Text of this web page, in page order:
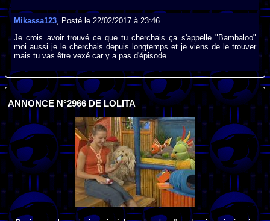
Mikassa123 , Posté le 22/02/2017 à 23:46.
Je crois avoir trouvé ce que tu cherchais ça s'appelle "Bambaloo"
moi aussi je le cherchais depuis longtemps et je viens de le trouver
mais tu vas être vexé car y a pas d'épisode.
ANNONCE N°2966 DE LOLITA